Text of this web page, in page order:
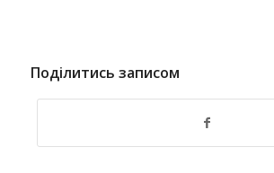
Поділитись записом